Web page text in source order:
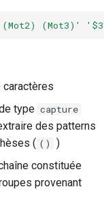
(Mot3)'
caractères
type capture
des patterns
( ()
)
constituée
provenant